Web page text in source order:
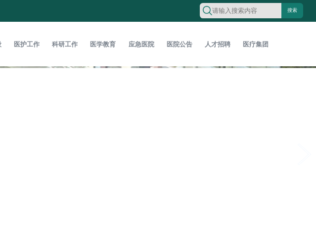
医护工作 科研工作 医学教育 应急医院 医院公告 人才招聘 医疗集团
搜索